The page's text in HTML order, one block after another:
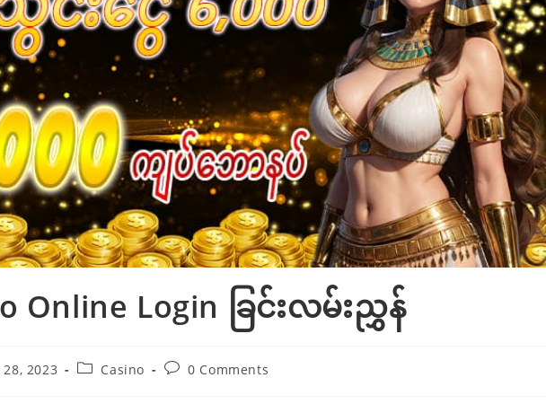
Online Login ခြင်းလမ်းညွှန်
2023
PostCasino
Post0 Comments